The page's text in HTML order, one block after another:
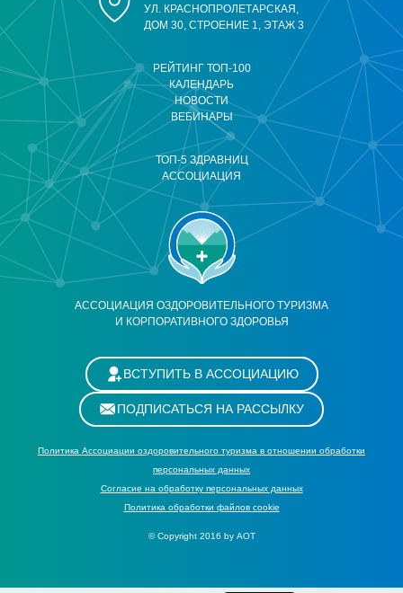
АССОЦИАЦИЯ ОЗДОРОВИТЕЛЬНОГО ТУРИЗМА
И КОРПОРАТИВНОГО ЗДОРОВЬЯ
РЕЙТИНГ ТОП-100
КАЛЕНДАРЬ
НОВОСТИ
ВЕБИНАРЫ
ТОП-5 ЗДРАВНИЦ
АССОЦИАЦИЯ
УЛ. КРАСНОПРОЛЕТАРСКАЯ,
ДОМ 30, СТРОЕНИЕ 1, ЭТАЖ 3
ВСТУПИТЬ В АССОЦИАЦИЮ
ПОДПИСАТЬСЯ НА РАССЫЛКУ
Политика Ассоциации оздоровительного туризма в отношении обработки
персональных данных
Cогласие на обработку персональных данных
Политика обработки файлов cookie
© Copyright 2016 by АОТ